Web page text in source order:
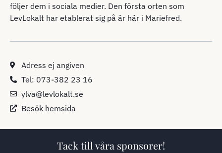
följer dem i sociala medier. Den första orten som
LevLokalt har etablerat sig på är här i Mariefred.
Adress ej angiven
Tel: 073-382 23 16
ylva@levlokalt.se
Besök hemsida
Tack till våra sponsorer!